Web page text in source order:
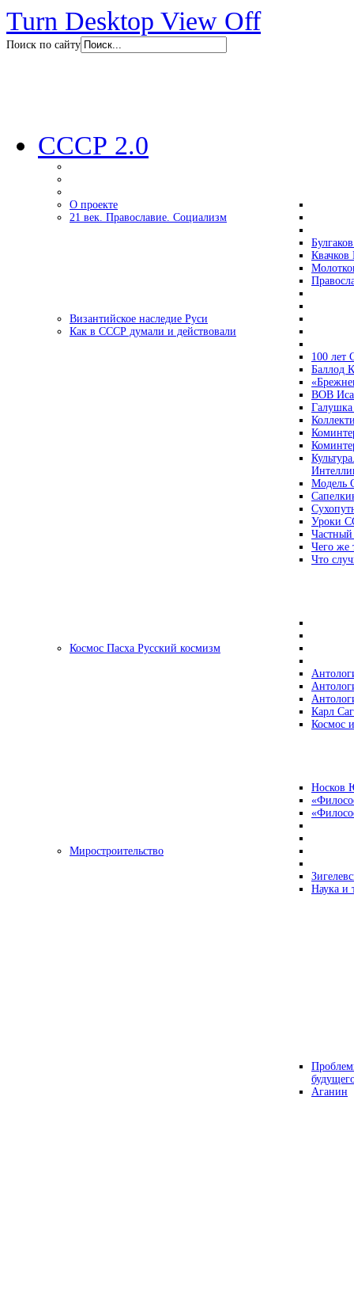
Turn Desktop View Off
Поиск по сайту
СССР 2.0
О проекте
21 век. Православие. Социализм
Византийское наследие Руси
Как в СССР думали и действовали
100 лет
Баллод
ВОВ
Модель
Уроки
Чего же
Что
Космос Пасха Русский космизм
Карл
Космос
Носков
Миростроительство
Наука и
Аганин